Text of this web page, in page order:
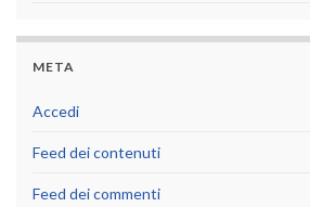
META
Accedi
Feed dei contenuti
Feed dei commenti